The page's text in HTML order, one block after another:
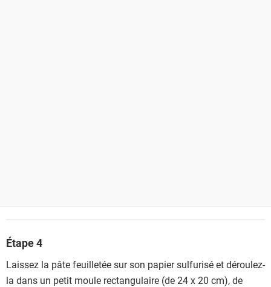
Étape 4
Laissez la pâte feuilletée sur son papier sulfurisé et déroulez-
la dans un petit moule rectangulaire (de 24 x 20 cm), de